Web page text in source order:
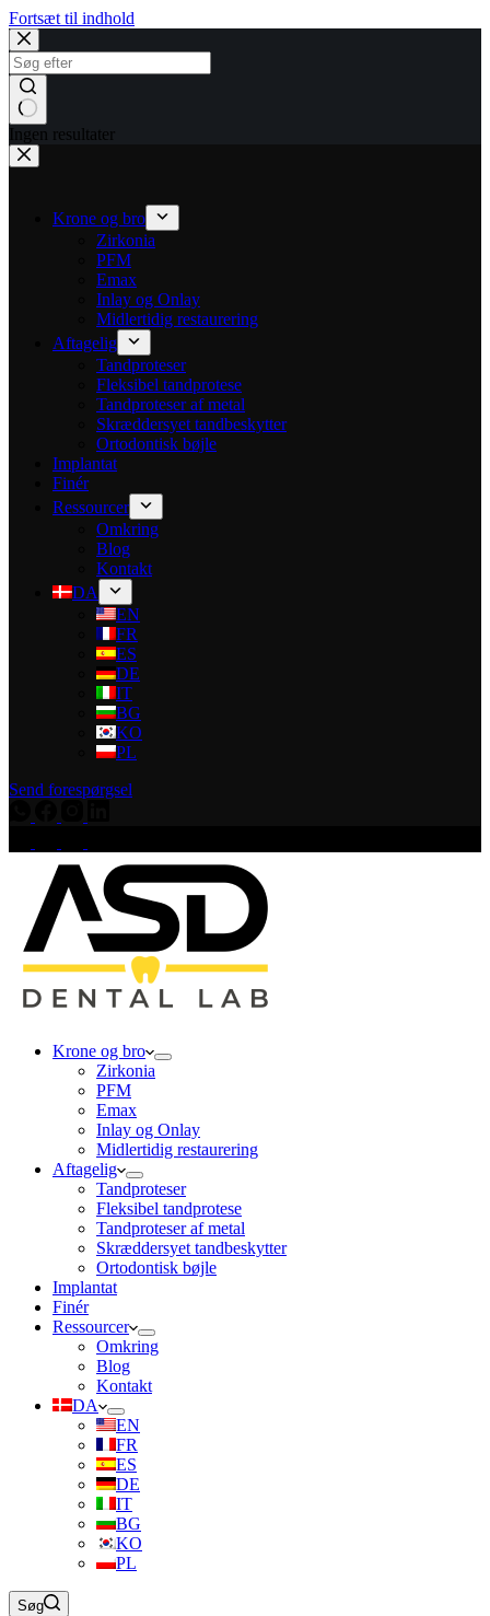
Fortsæt til indhold
Ingen resultater
Krone og bro
Zirkonia
PFM
Emax
Inlay og Onlay
Midlertidig restaurering
Aftagelig
Tandproteser
Fleksibel tandprotese
Tandproteser af metal
Skræddersyet tandbeskytter
Ortodontisk bøjle
Implantat
Finér
Ressourcer
Omkring
Blog
Kontakt
DA
EN
FR
ES
DE
IT
BG
KO
PL
Send forespørgsel
Krone og bro
Zirkonia
PFM
Emax
Inlay og Onlay
Midlertidig restaurering
Aftagelig
Tandproteser
Fleksibel tandprotese
Tandproteser af metal
Skræddersyet tandbeskytter
Ortodontisk bøjle
Implantat
Finér
Ressourcer
Omkring
Blog
Kontakt
DA
EN
FR
ES
DE
IT
BG
KO
PL
Søg